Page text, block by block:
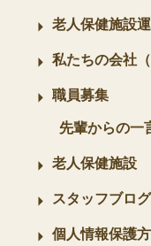
老人保健施設
私たちの会社
職員募集
先輩からの一
老人保健施設
スタッフブログ
個人情報保護